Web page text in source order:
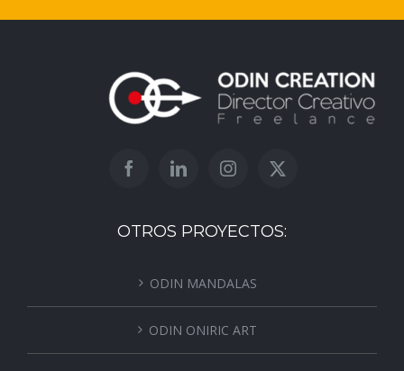
OTROS PROYECTOS:
ODIN MANDALAS
ODIN ONIRIC ART